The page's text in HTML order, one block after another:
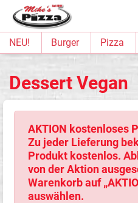
NEU! Burger Pizza
Dessert Vegan
AKTION kostenloses
Zu jeder Lieferung
Produkt kostenlos.
von der Aktion
Warenkorb auf
auswählen.